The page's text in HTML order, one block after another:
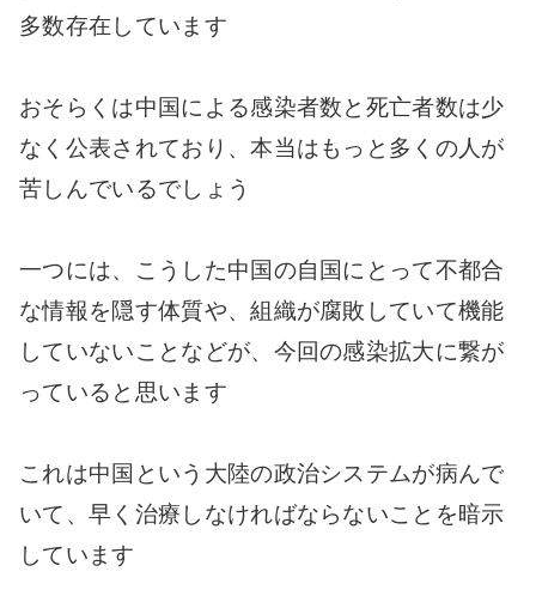
多数存在しています
おそらくは中国による感染者数と死亡者数は少
なく公表されており、本当はもっと多くの人が
苦しんでいるでしょう
一つには、こうした中国の自国にとって不都合
な情報を隠す体質や、組織が腐敗していて機能
していないことなどが、今回の感染拡大に繋が
っていると思います
これは中国という大陸の政治システムが病んで
いて、早く治療しなければならないことを暗示
しています